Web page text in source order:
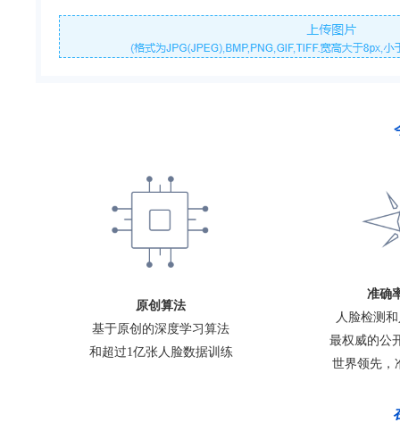
原创算法
基于原创的深度学习算法
和超过1亿张人脸数据训练
准确
人脸检测
最权威的公
世界领先，